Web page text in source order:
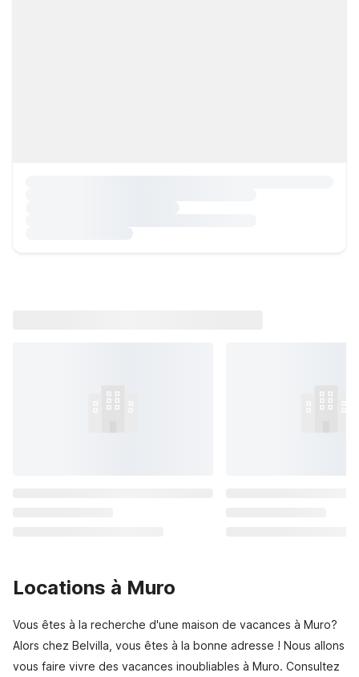
Locations à Muro
Vous êtes à la recherche d'une maison de vacances à Muro?
Alors chez Belvilla, vous êtes à la bonne adresse ! Nous allons
vous faire vivre des vacances inoubliables à Muro. Consultez